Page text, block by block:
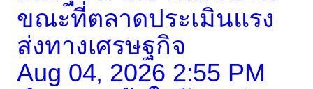
ขณะที่ตลาดประเมินแรง
ส่งทางเศรษฐกิจ
Aug 04, 2026 2:55 PM